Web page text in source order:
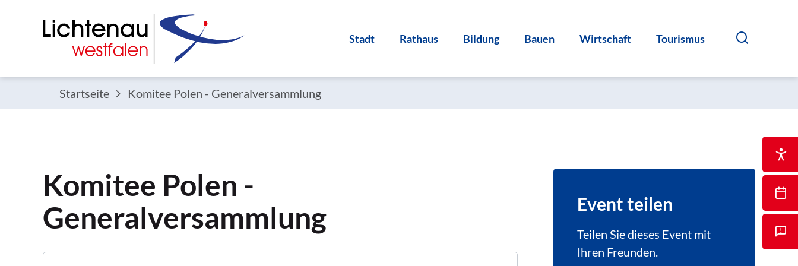
Stadt Rathaus Bildung Bauen Wirtschaft Tourismus
Startseite Komitee Polen - Generalversammlung
Komitee Polen -
Generalversammlung
Event teilen
Teilen Sie dieses Event mit
Ihren Freunden.